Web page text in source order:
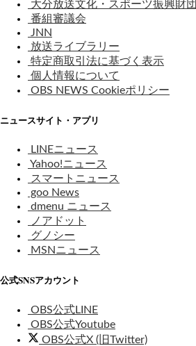
大分放送文化・スポーツ振興財団
番組審議会
JNN
放送ライブラリー
特定商取引法に基づく表示
個人情報について
OBS NEWS Cookieポリシー
ニュースサイト・アプリ
LINEニュース
Yahoo!ニュース
スマートニュース
goo News
dmenu ニュース
ノアドット
グノシー
MSNニュース
公式SNSアカウント
OBS公式LINE
OBS公式Youtube
OBS公式X (旧Twitter)